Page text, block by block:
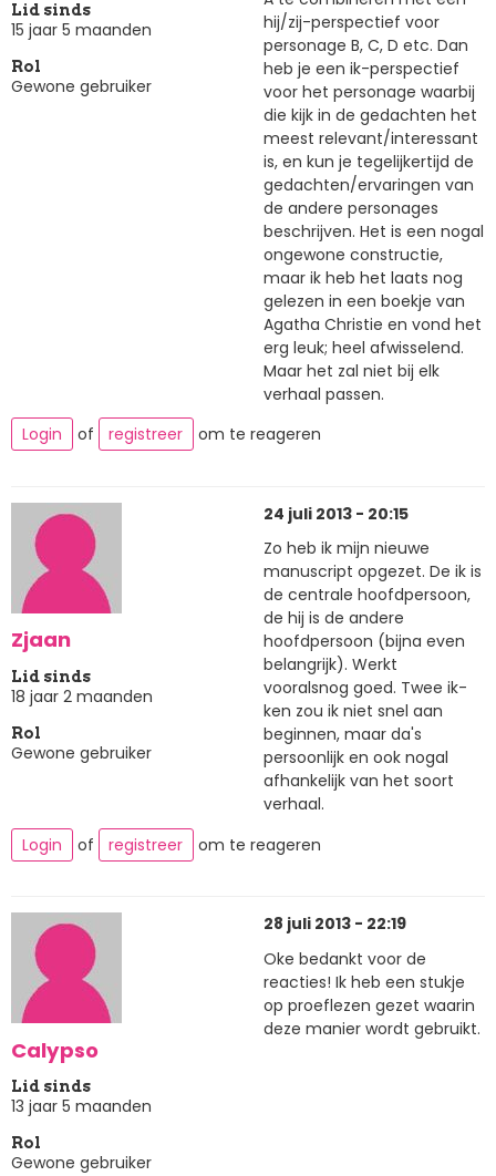
Lid sinds
15 jaar 5 maanden
Rol
Gewone gebruiker
hij/zij-perspectief voor
personage B, C, D etc. Dan
heb je een ik-perspectief
voor het personage waarbij
die kijk in de gedachten het
meest relevant/interessant
is, en kun je tegelijkertijd de
gedachten/ervaringen van
de andere personages
beschrijven. Het is een nogal
ongewone constructie,
maar ik heb het laats nog
gelezen in een boekje van
Agatha Christie en vond het
erg leuk; heel afwisselend.
Maar het zal niet bij elk
verhaal passen.
Login
of registreer om te reageren
Zjaan
Lid sinds
18 jaar 2 maanden
Rol
Gewone gebruiker
24 juli 2013 - 20:15
Zo heb ik mijn nieuwe
manuscript opgezet. De ik is
de centrale hoofdpersoon,
de hij is de andere
hoofdpersoon (bijna even
belangrijk). Werkt
vooralsnog goed. Twee ik-
ken zou ik niet snel aan
beginnen, maar da's
persoonlijk en ook nogal
afhankelijk van het soort
verhaal.
Login
of registreer om te reageren
Calypso
Lid sinds
13 jaar 5 maanden
Rol
Gewone gebruiker
28 juli 2013 - 22:19
Oke bedankt voor de
reacties! Ik heb een stukje
op proeflezen gezet waarin
deze manier wordt gebruikt.